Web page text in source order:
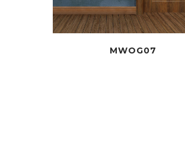
MWOG07